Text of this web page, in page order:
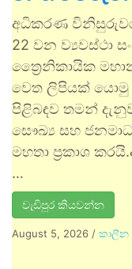
අධිකරණ
22 වන ව්‍යවස්ථා
ත්‍රෛනිකායික
වෙත ලිපියක් යොමු
පිළිබඳව තමන්
සෞඛ්‍ය සහ
මහතා ප්‍රකාශ
…
වැඩිපුර කියවන්න
August 5, 2026 / කාලීන